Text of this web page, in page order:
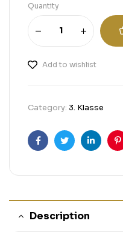
Quantity
Add to wishlist
Category: 3. Klasse
FacebookTwitter
Description